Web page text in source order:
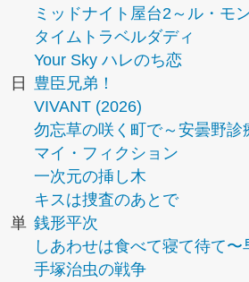
ミッドナイト屋台2～ル・モ
タイムトラベルダディ
Your Sky ハレのち恋
日
豊臣兄弟！
VIVANT (2026)
勿忘草の咲く町で～安曇野診
マイ・フィクション
一次元の挿し木
キスは捜査のあとで
単 銭形平次
しあわせは食べて寝て待て〜
手塚治虫の戦争